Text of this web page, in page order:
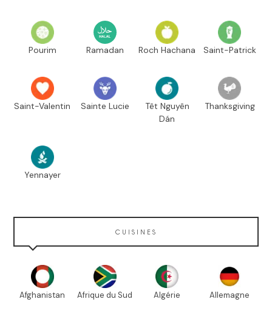
Pourim Ramadan Roch Hachana Saint-Patrick
Saint-Valentin Sainte Lucie
Têt Nguyên
Dán
Thanksgiving
Yennayer
CUISINES
Afghanistan Afrique du Sud Algérie Allemagne